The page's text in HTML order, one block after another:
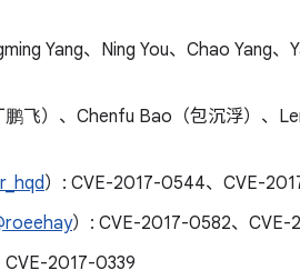
Yang、Ning You、Chao Yang、
飞）、Chenfu Bao（包沉浮）、
）: CVE-2017-0544、CVE-
）: CVE-2017-0582、CVE-
2017-0339